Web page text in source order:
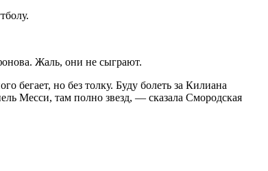
Жаль, они не сыграют.
бегает, но без толку. Буду болеть за Килиана
Месси, там полно звезд, — сказала Смородская